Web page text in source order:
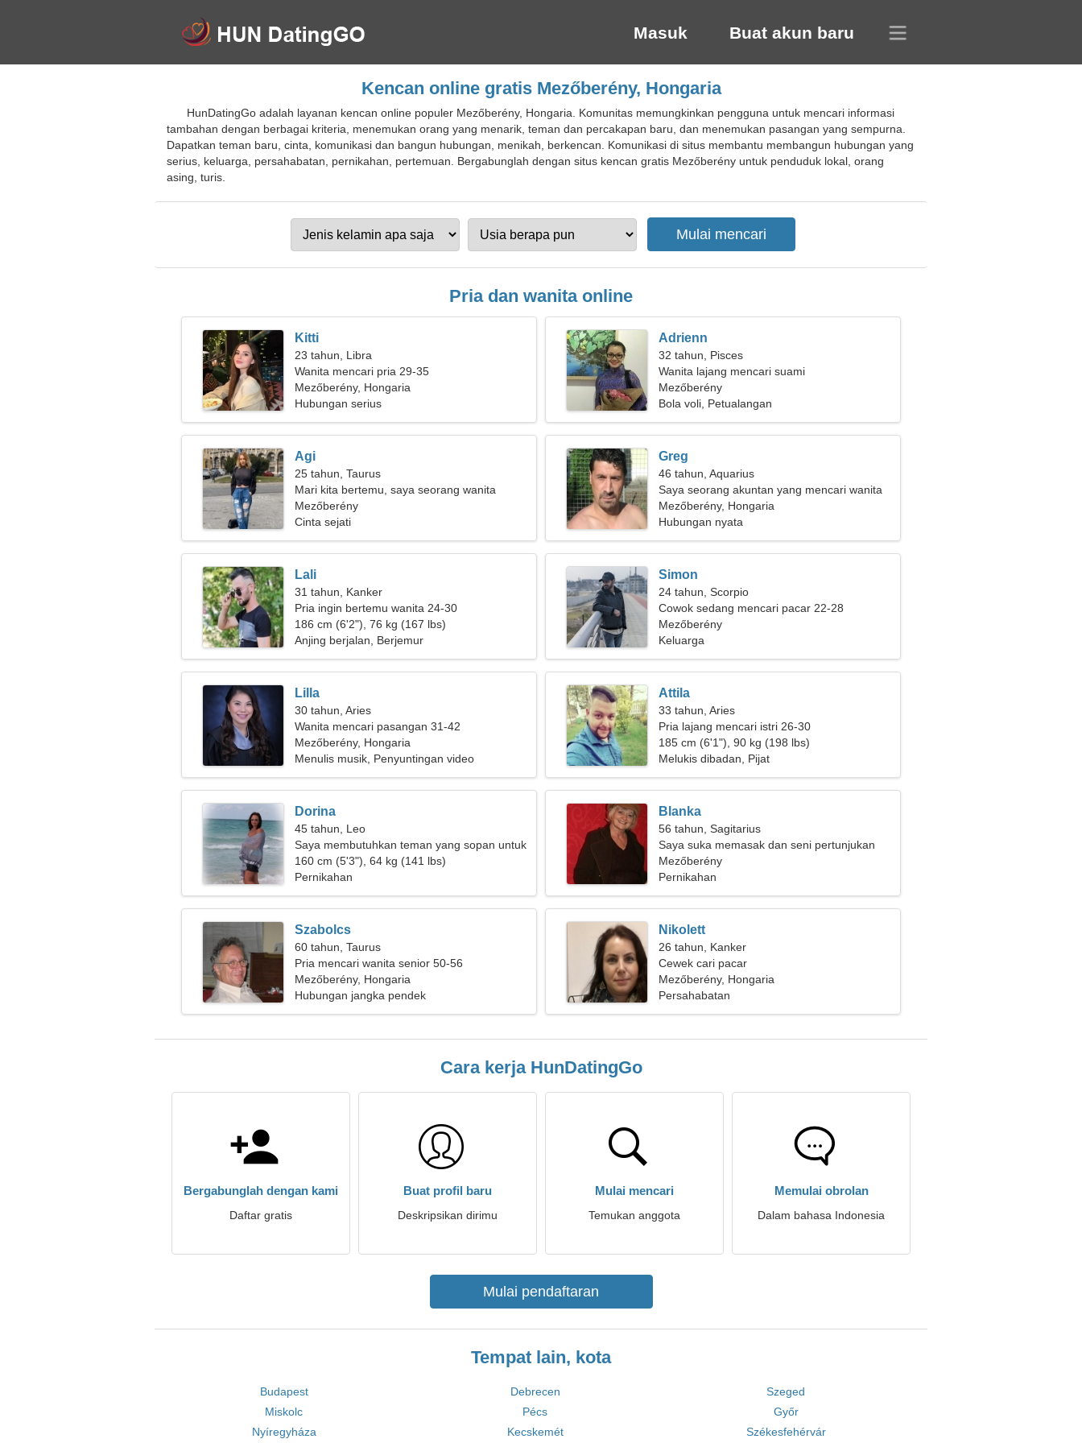
Masuk Buat akun baru
Kencan online gratis Mezőberény, Hongaria
HunDatingGo adalah layanan kencan online populer Mezőberény, Hongaria. Komunitas memungkinkan pengguna untuk mencari informasi
tambahan dengan berbagai kriteria, menemukan orang yang menarik, teman dan percakapan baru, dan menemukan pasangan yang sempurna.
Dapatkan teman baru, cinta, komunikasi dan bangun hubungan, menikah, berkencan. Komunikasi di situs membantu membangun hubungan yang
serius, keluarga, persahabatan, pernikahan, pertemuan. Bergabunglah dengan situs kencan gratis Mezőberény untuk penduduk lokal, orang
asing, turis.
Pria dan wanita online
Kitti
23 tahun, Libra
Wanita mencari pria 29-35
Mezőberény, Hongaria
Hubungan serius
Adrienn
32 tahun, Pisces
Wanita lajang mencari suami
Mezőberény
Bola voli, Petualangan
Agi
25 tahun, Taurus
Mari kita bertemu, saya seorang wanita
penasaran
Mezőberény
Cinta sejati
Greg
46 tahun, Aquarius
Saya seorang akuntan yang mencari wanita
cantik
Mezőberény, Hongaria
Hubungan nyata
Lali
31 tahun, Kanker
Pria ingin bertemu wanita 24-30
186 cm (6'2"), 76 kg (167 lbs)
Anjing berjalan, Berjemur
Simon
24 tahun, Scorpio
Cowok sedang mencari pacar 22-28
Mezőberény
Keluarga
Lilla
30 tahun, Aries
Wanita mencari pasangan 31-42
Mezőberény, Hongaria
Menulis musik, Penyuntingan video
Attila
33 tahun, Aries
Pria lajang mencari istri 26-30
185 cm (6'1"), 90 kg (198 lbs)
Melukis dibadan, Pijat
Dorina
45 tahun, Leo
Saya membutuhkan teman yang sopan untuk
bepergian
160 cm (5'3"), 64 kg (141 lbs)
Pernikahan
Blanka
56 tahun, Sagitarius
Saya suka memasak dan seni pertunjukan
Mezőberény
Pernikahan
Szabolcs
60 tahun, Taurus
Pria mencari wanita senior 50-56
Mezőberény, Hongaria
Hubungan jangka pendek
Nikolett
26 tahun, Kanker
Cewek cari pacar
Mezőberény, Hongaria
Persahabatan
Cara kerja HunDatingGo
Bergabunglah dengan kami
Daftar gratis
Buat profil baru
Deskripsikan dirimu
Mulai mencari
Temukan anggota
Memulai obrolan
Dalam bahasa Indonesia
Mulai pendaftaran
Tempat lain, kota
Budapest Debrecen
Szeged
Miskolc
Pécs
Győr
Nyíregyháza
Kecskemét Székesfehérvár